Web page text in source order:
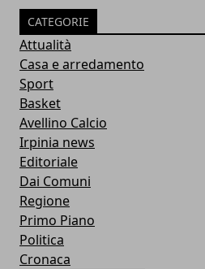
CATEGORIE
Attualità
Casa e arredamento
Sport
Basket
Avellino Calcio
Irpinia news
Editoriale
Dai Comuni
Regione
Primo Piano
Politica
Cronaca